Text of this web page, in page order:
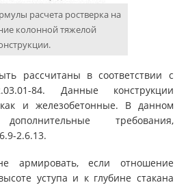
расчета ростверка на
колонной тяжелой
рассчитаны в соответствии с
84. Данные конструкции
и железобетонные. В данном
требования,
2.6.13.
армировать, если отношение
уступа и к глубине стакана